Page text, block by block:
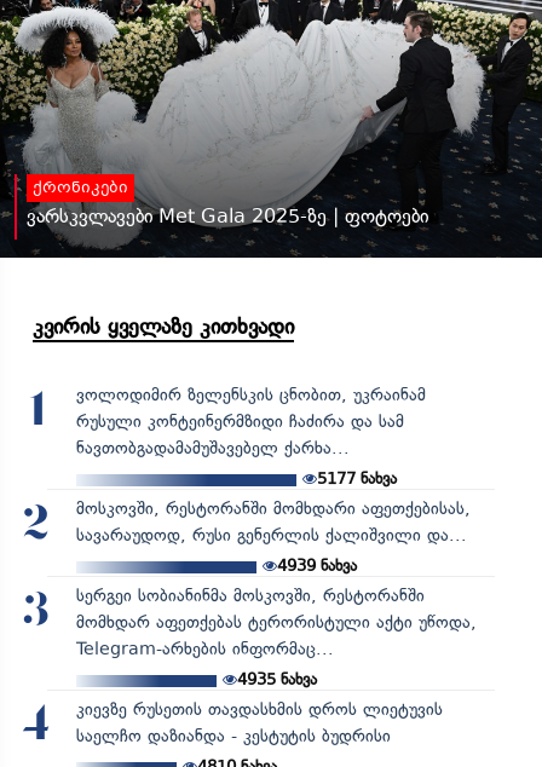
ქრონიკები
ვარსკვლავები Met Gala 2025-ზე | ფოტოები
კვირის ყველაზე კითხვადი
1
ვოლოდიმირ ზელენსკის ცნობით, უკრაინამ
რუსული კონტეინერმზიდი ჩაძირა და სამ
ნავთობგადამამუშავებელ ქარხა...
5177 ნახვა
2
მოსკოვში, რესტორანში მომხდარი აფეთქებისას,
სავარაუდოდ, რუსი გენერლის ქალიშვილი და...
4939ნახვა
3
სერგეი სობიანინმა მოსკოვში, რესტორანში
მომხდარ აფეთქებას ტერორისტული აქტი უწოდა,
Telegram-არხების ინფორმაც...
4935ნახვა
4
კიევზე რუსეთის თავდასხმის დროს ლიეტუვის
საელჩო დაზიანდა - კესტუტის ბუდრისი